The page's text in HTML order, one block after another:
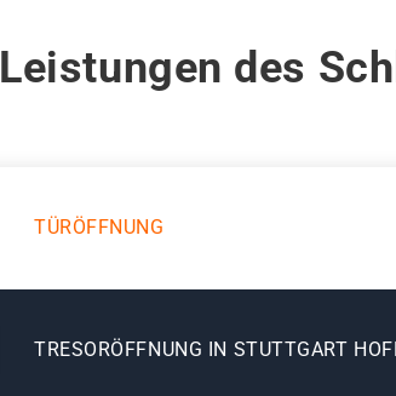
Leistungen des
TÜRÖFFNUNG
TRESORÖFFNUNG IN STUTTGART